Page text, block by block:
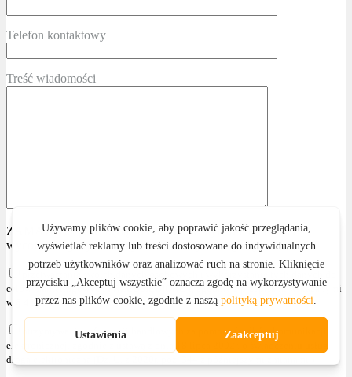
Telefon kontaktowy
Treść wiadomości
ZAMAWIAJĄCY, będąc poinformowanym o możliwości
wycofania zgody w każdym czasie, wyraża zgodę na:
celów marketingowych PRZEDSIĘBIORCY, zgodnie z przepisami wskazanymi
w § 4 ust. 2
otrzymywanie informacji handlowych za pomocą środków komunikacji
elektronicznej, zgodnie z ustawą z dnia 18 lipca 2002r. o świadczeniu usług
drogą elektroniczną (Dz. U. z 2020r. poz. 344 z późniejszymi zmianami )